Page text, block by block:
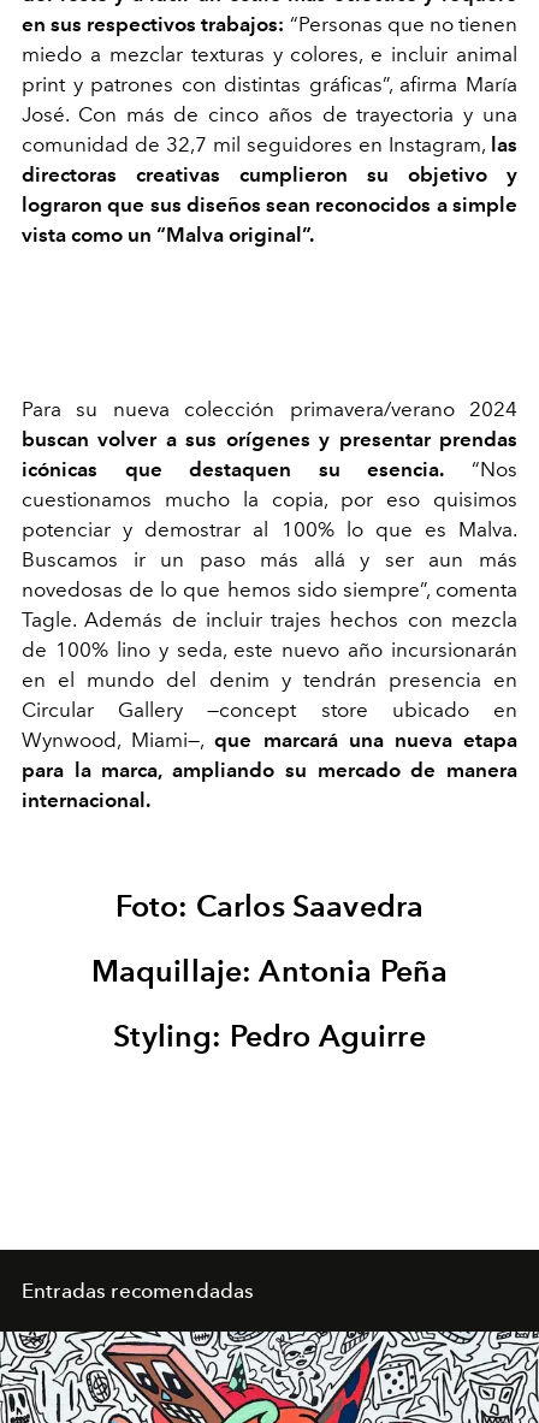
en sus respectivos trabajos: “Personas que no tienen
miedo a mezclar texturas y colores, e incluir animal
print y patrones con distintas gráficas”, afirma María
José. Con más de cinco años de trayectoria y una
comunidad de 32,7 mil seguidores en Instagram, las
directoras creativas cumplieron su objetivo y
lograron que sus diseños sean reconocidos a simple
vista como un “Malva original”.
Para su nueva colección primavera/verano 2024
buscan volver a sus orígenes y presentar prendas
icónicas que destaquen su esencia. “Nos
cuestionamos mucho la copia, por eso quisimos
potenciar y demostrar al 100% lo que es Malva.
Buscamos ir un paso más allá y ser aun más
novedosas de lo que hemos sido siempre”, comenta
Tagle. Además de incluir trajes hechos con mezcla
de 100% lino y seda, este nuevo año incursionarán
en el mundo del denim y tendrán presencia en
Circular Gallery —concept store ubicado en
Wynwood, Miami—,que marcará una nueva etapa
para la marca, ampliando su mercado de manera
internacional.
Foto: Carlos Saavedra
Maquillaje: Antonia Peña
Styling: Pedro Aguirre
Entradas recomendadas